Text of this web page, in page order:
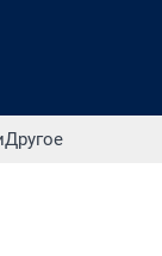
Другое